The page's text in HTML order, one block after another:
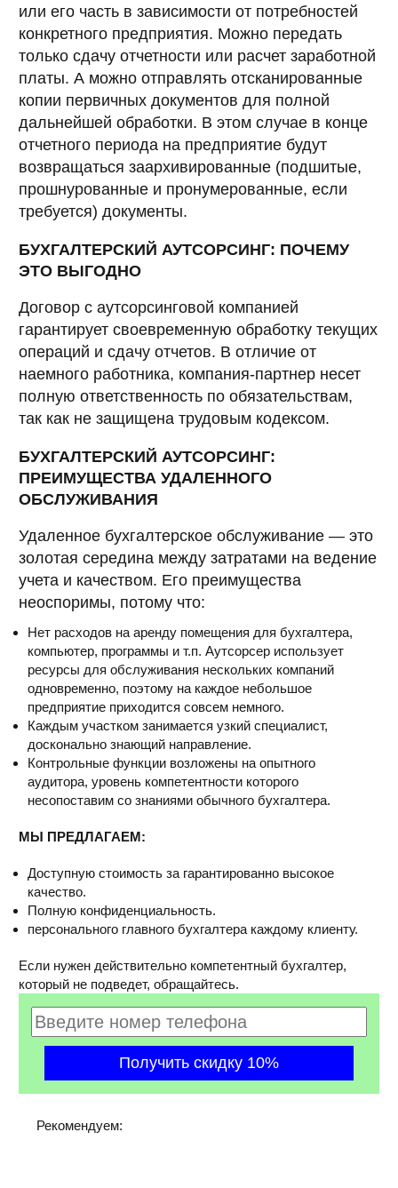
или его часть в зависимости от потребностей
конкретного предприятия. Можно передать
только сдачу отчетности или расчет заработной
платы. А можно отправлять отсканированные
копии первичных документов для полной
дальнейшей обработки. В этом случае в конце
отчетного периода на предприятие будут
возвращаться заархивированные (подшитые,
прошнурованные и пронумерованные, если
требуется) документы.
БУХГАЛТЕРСКИЙ АУТСОРСИНГ: ПОЧЕМУ
ЭТО ВЫГОДНО
Договор с аутсорсинговой компанией
гарантирует своевременную обработку текущих
операций и сдачу отчетов. В отличие от
наемного работника, компания-партнер несет
полную ответственность по обязательствам,
так как не защищена трудовым кодексом.
БУХГАЛТЕРСКИЙ АУТСОРСИНГ:
ПРЕИМУЩЕСТВА УДАЛЕННОГО
ОБСЛУЖИВАНИЯ
Удаленное бухгалтерское обслуживание — это
золотая середина между затратами на ведение
учета и качеством. Его преимущества
неоспоримы, потому что:
Нет расходов на аренду помещения для бухгалтера,
компьютер, программы и т.п. Аутсорсер использует
ресурсы для обслуживания нескольких компаний
одновременно, поэтому на каждое небольшое
предприятие приходится совсем немного.
Каждым участком занимается узкий специалист,
досконально знающий направление.
Контрольные функции возложены на опытного
аудитора, уровень компетентности которого
несопоставим со знаниями обычного бухгалтера.
МЫ ПРЕДЛАГАЕМ:
Доступную стоимость за гарантированно высокое
качество.
Полную конфиденциальность.
персонального главного бухгалтера каждому клиенту.
Если нужен действительно компетентный бухгалтер,
который не подведет, обращайтесь.
Рекомендуем: